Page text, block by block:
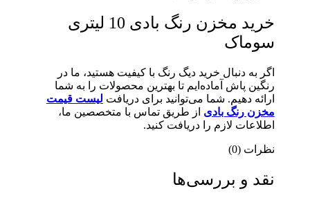
خرید مخزن رنگ بادی 10 لیتری
سوماک
اگر به دنبال خرید دیگ رنگ با کیفیت هستید، ما در
رنگین پاش آماده‌ایم تا بهترین محصولات را به شما
ارائه دهیم. شما می‌توانید برای دریافت لیست قیمت
مخزن رنگ بادی از طریق تماس با متخصصین ما،
اطلاعات لازم را دریافت کنید.
نظرات (0)
نقد و بررسی‌ها